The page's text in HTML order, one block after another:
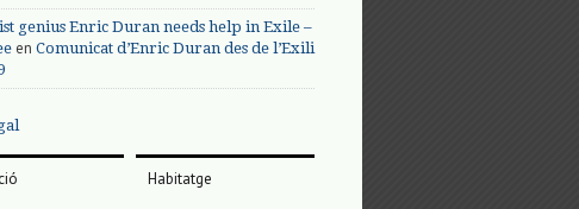
genius Enric Duran needs help in Exile –
en Comunicat d’Enric Duran des de l’Exili
Habitatge